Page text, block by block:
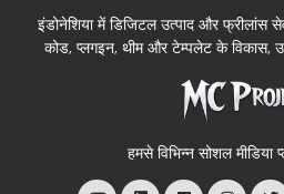
आधिकारिक
इंडोनेशिया में डिजिटल उत्पाद और फ्रीलांस
कोड, प्लगइन, थीम और टेम्पलेट के विकास,
हमसे विभिन्न सोशल मीडिया